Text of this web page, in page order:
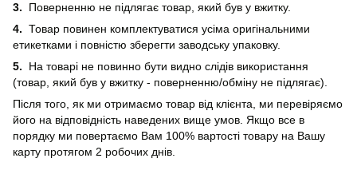
3.
Поверненню не підлягає товар, який був у вжитку.
4. Товар повинен комплектуватися усіма оригінальними
етикетками і повністю зберегти заводську упаковку.
5. На товарі не повинно бути видно слідів використання
(товар, який був у вжитку - поверненню/обміну не підлягає).
Після того, як ми отримаємо товар від клієнта, ми перевіряємо
його на відповідність наведених вище умов. Якщо все в
порядку ми повертаємо Вам 100% вартості товару на Вашу
карту протягом 2 робочих днів.